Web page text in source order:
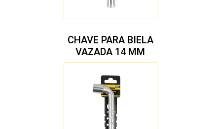
CHAVE PARA BIELA
VAZADA 14 MM